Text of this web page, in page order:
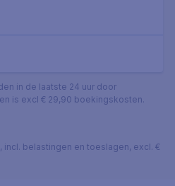
in de laatste 24 uur door
is excl € 29,90 boekingskosten.
belastingen en toeslagen, excl. €